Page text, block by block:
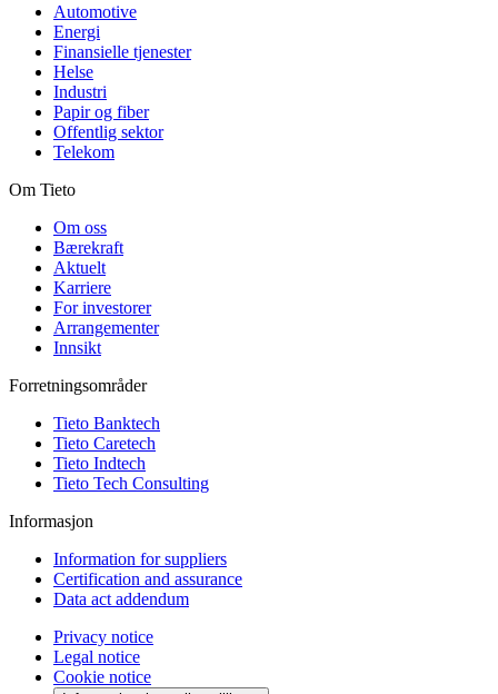
Automotive
Energi
Finansielle tjenester
Helse
Industri
Papir og fiber
Offentlig sektor
Telekom
Om Tieto
Om oss
Bærekraft
Aktuelt
Karriere
For investorer
Arrangementer
Innsikt
Forretningsområder
Tieto Banktech
Tieto Caretech
Tieto Indtech
Tieto Tech Consulting
Informasjon
Information for suppliers
Certification and assurance
Data act addendum
Privacy notice
Legal notice
Cookie notice